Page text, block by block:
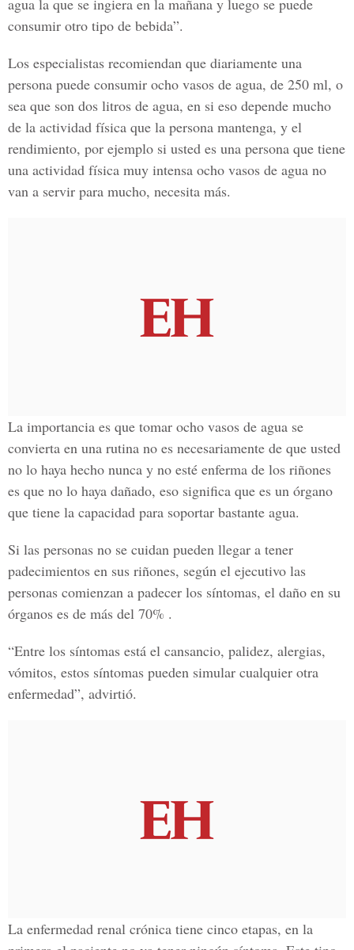
agua la que se ingiera en la mañana y luego se puede
consumir otro tipo de bebida”.
Los especialistas recomiendan que diariamente una
persona puede consumir ocho vasos de agua, de 250 ml, o
sea que son dos litros de agua, en si eso depende mucho
de la actividad física que la persona mantenga, y el
rendimiento, por ejemplo si usted es una persona que tiene
una actividad física muy intensa ocho vasos de agua no
van a servir para mucho, necesita más.
La importancia es que tomar ocho vasos de agua se
convierta en una rutina no es necesariamente de que usted
no lo haya hecho nunca y no esté enferma de los riñones
es que no lo haya dañado, eso significa que es un órgano
que tiene la capacidad para soportar bastante agua.
Si las personas no se cuidan pueden llegar a tener
padecimientos en sus riñones, según el ejecutivo las
personas comienzan a padecer los síntomas, el daño en su
órganos es de más del 70% .
“Entre los síntomas está el cansancio, palidez, alergias,
vómitos, estos síntomas pueden simular cualquier otra
enfermedad”, advirtió.
La enfermedad renal crónica tiene cinco etapas, en la